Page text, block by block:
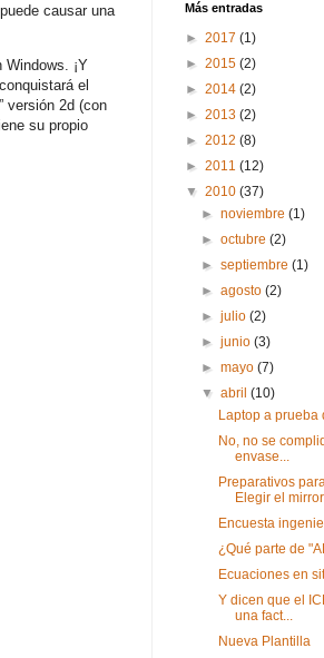
causar una
¡Y
el
versión 2d (con
su propio
Más entradas
► 2017 (1)
► 2015 (2)
► 2014 (2)
► 2013 (2)
► 2012 (8)
► 2011 (12)
▼ 2010 (37)
►noviembre(1)
►octubre(2)
►septiembre(1)
►agosto(2)
►julio(2)
►junio(3)
►mayo(7)
▼abril(10)
Laptop a prueba
No, no se
envase...
Preparativos
Elegir el mirror
Encuesta
¿Qué parte de
Ecuaciones en
Y dicen que el
una fact...
Nueva Plantilla